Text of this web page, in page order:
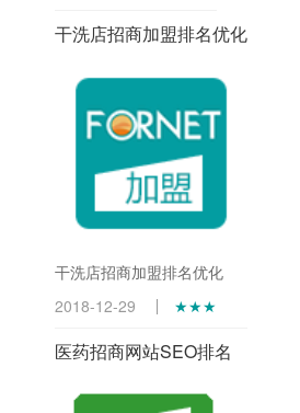
干洗店招商加盟排名优化
干洗店招商加盟排名优化
2018-12-29
★★★
医药招商网站SEO排名